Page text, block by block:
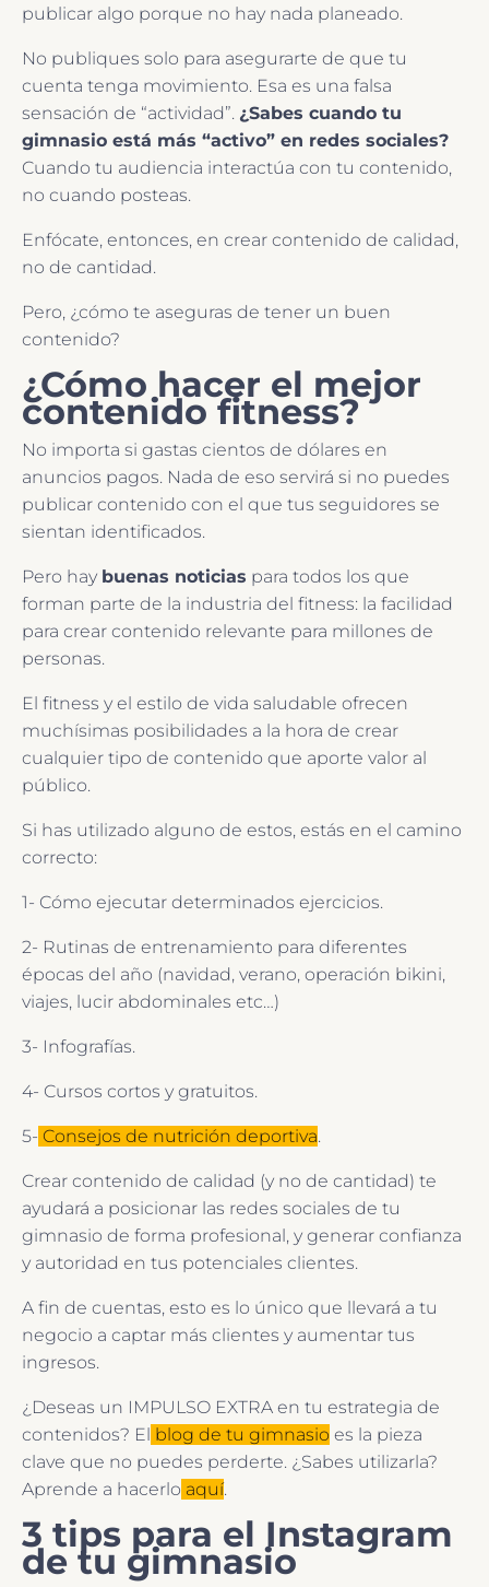
publicar algo porque no hay nada planeado.
No publiques solo para asegurarte de que tu
cuenta tenga movimiento. Esa es una falsa
sensación de “actividad”. ¿Sabes cuando tu
gimnasio está más “activo” en redes sociales?
Cuando tu audiencia interactúa con tu contenido,
no cuando posteas.
Enfócate, entonces, en crear contenido de calidad,
no de cantidad.
Pero, ¿cómo te aseguras de tener un buen
contenido?
¿Cómo hacer el mejor
contenido fitness?
No importa si gastas cientos de dólares en
anuncios pagos. Nada de eso servirá si no puedes
publicar contenido con el que tus seguidores se
sientan identificados.
Pero hay buenas noticias para todos los que
forman parte de la industria del fitness: la facilidad
para crear contenido relevante para millones de
personas.
El fitness y el estilo de vida saludable ofrecen
muchísimas posibilidades a la hora de crear
cualquier tipo de contenido que aporte valor al
público.
Si has utilizado alguno de estos, estás en el camino
correcto:
1- Cómo ejecutar determinados ejercicios.
2- Rutinas de entrenamiento para diferentes
épocas del año (navidad, verano, operación bikini,
viajes, lucir abdominales etc…)
3- Infografías.
4- Cursos cortos y gratuitos.
5- Consejos de nutrición deportiva.
Crear contenido de calidad (y no de cantidad) te
ayudará a posicionar las redes sociales de tu
gimnasio de forma profesional, y generar confianza
y autoridad en tus potenciales clientes.
A fin de cuentas, esto es lo único que llevará a tu
negocio a captar más clientes y aumentar tus
ingresos.
¿Deseas un IMPULSO EXTRA en tu estrategia de
contenidos? El blog de tu gimnasio es la pieza
clave que no puedes perderte. ¿Sabes utilizarla?
Aprende a hacerlo aquí.
3 tips para el Instagram
de tu gimnasio